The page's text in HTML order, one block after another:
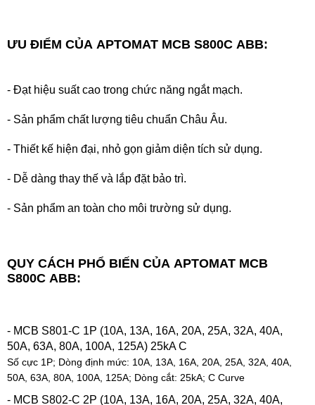
ƯU ĐIỂM CỦA APTOMAT MCB S800C ABB:
- Đạt hiệu suất cao trong chức năng ngắt mạch.
- Sản phẩm chất lượng tiêu chuẩn Châu Âu.
- Thiết kế hiện đại, nhỏ gọn giảm diện tích sử dụng.
- Dễ dàng thay thế và lắp đặt bảo trì.
- Sản phẩm an toàn cho môi trường sử dụng.
QUY CÁCH PHỔ BIẾN CỦA APTOMAT MCB
S800C ABB:
- MCB S801-C 1P (10A, 13A, 16A, 20A, 25A, 32A, 40A,
50A, 63A, 80A, 100A, 125A) 25kA C
Số cực 1P; Dòng định mức: 10A, 13A, 16A, 20A, 25A, 32A, 40A,
50A, 63A, 80A, 100A, 125A; Dòng cắt: 25kA; C Curve
- MCB S802-C 2P (10A, 13A, 16A, 20A, 25A, 32A, 40A,